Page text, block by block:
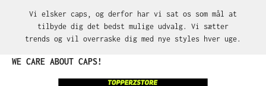
Vi elsker caps, og derfor har vi sat os som mål at
tilbyde dig det bedst mulige udvalg. Vi sætter
trends og vil overraske dig med nye styles hver uge.
Spring produktgalleriet over
WE CARE ABOUT CAPS!